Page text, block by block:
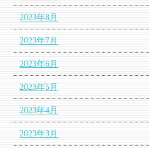
2023年8月
2023年7月
2023年6月
2023年5月
2023年4月
2023年3月